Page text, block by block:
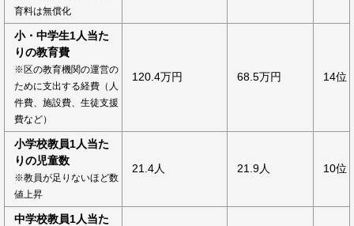
育料は無償化
小・中学生1人当た
りの教育費
※区の教育機関の運営の
ために支出する経費（人
件費、施設費、生徒支援
費など）
120.4万円 68.5万円 14位
小学校教員1人当た
りの児童数
※教員が足りないほど数
値上昇
21.4人 21.9人 10位
中学校教員1人当た